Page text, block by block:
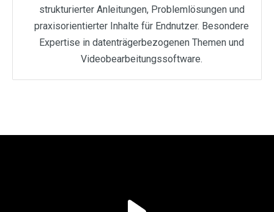
strukturierter Anleitungen, Problemlösungen und
praxisorientierter Inhalte für Endnutzer. Besondere
Expertise in datenträgerbezogenen Themen und
Videobearbeitungssoftware.